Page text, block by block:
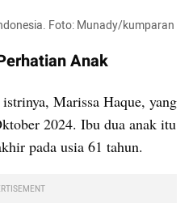
Foto: Munady/kumparan
Anak
Marissa Haque, yang
2024. Ibu dua anak itu
pada usia 61 tahun.